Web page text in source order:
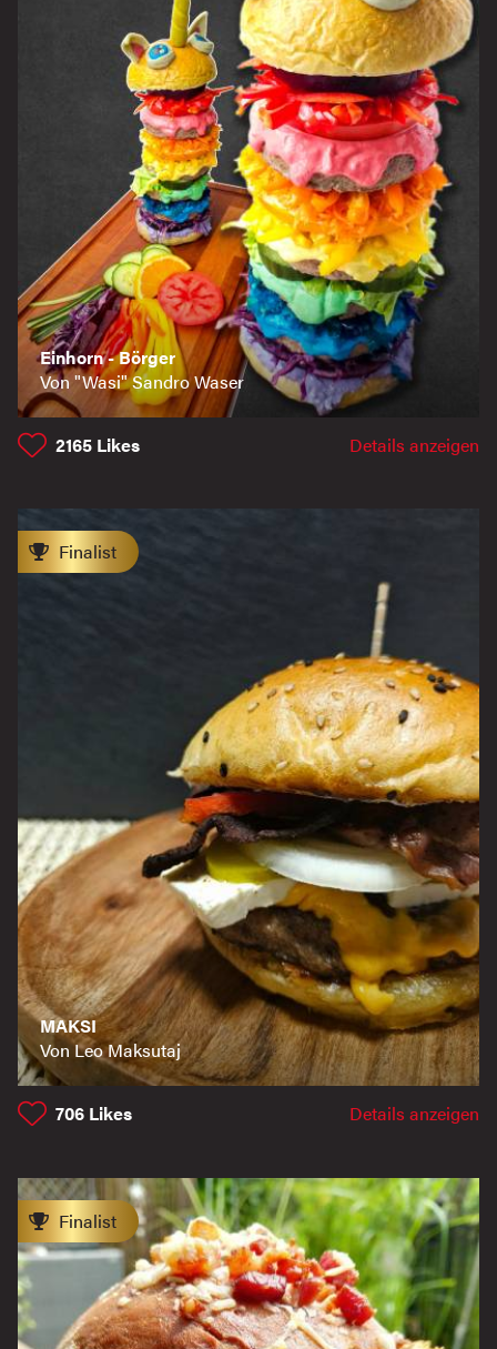
Einhorn - Börger
Von "Wasi" Sandro Waser
2165 Likes Details anzeigen
MAKSI
Von Leo Maksutaj
Finalist
706 Likes Details anzeigen
Finalist